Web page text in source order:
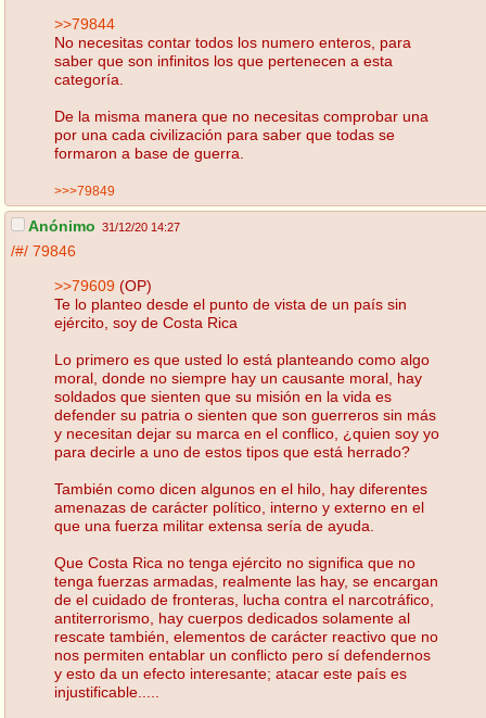
>>79844
No necesitas contar todos los numero enteros, para
saber que son infinitos los que pertenecen a esta
categoría.
De la misma manera que no necesitas comprobar una
por una cada civilización para saber que todas se
formaron a base de guerra.
>>>79849
Anónimo 31/12/20 14:27
/#/ 79846
>>79609 (OP)
Te lo planteo desde el punto de vista de un país sin
ejército, soy de Costa Rica
Lo primero es que usted lo está planteando como algo
moral, donde no siempre hay un causante moral, hay
soldados que sienten que su misión en la vida es
defender su patria o sienten que son guerreros sin más
y necesitan dejar su marca en el conflico, ¿quien soy yo
para decirle a uno de estos tipos que está herrado?
También como dicen algunos en el hilo, hay diferentes
amenazas de carácter político, interno y externo en el
que una fuerza militar extensa sería de ayuda.
Que Costa Rica no tenga ejército no significa que no
tenga fuerzas armadas, realmente las hay, se encargan
de el cuidado de fronteras, lucha contra el narcotráfico,
antiterrorismo, hay cuerpos dedicados solamente al
rescate también, elementos de carácter reactivo que no
nos permiten entablar un conflicto pero sí defendernos
y esto da un efecto interesante; atacar este país es
injustificable.....